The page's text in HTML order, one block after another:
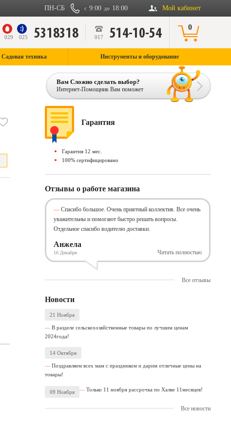
Мой кабинет
с 9:00 до 18:00
ПН-СБ
029 025 5318318 017 514-10-54 0
Садовая техника Инструменты и оборудование
Вам Сложно сделать выбор?
Интернет-Помощник Вам поможет
Гарантия
Гарантия 12 мес.
100% сертифицировано
Отзывы о работе магазина
Спасибо большое. Очень приятный коллектив. Все очень
уважительны и помогают быстро решать вопросы.
Отдельное спасибо водителю доставки.
Анжела
16 Декабря Читать полностью
Все отзывы
Новости
21 Ноября
В разделе сельскохозяйственные товары по лучшим ценам
2024года!
14 Октября
Поздравляем всех мам с праздником и дарим отличные цены на
товары!
09 Ноября Только 11 ноября рассрочка по Халве 11месяцев!
Все новости